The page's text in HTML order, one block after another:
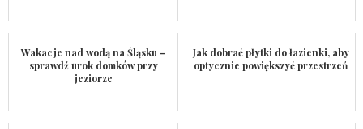
Wakacje nad wodą na Śląsku –
sprawdź urok domków przy
jeziorze
Jak dobrać płytki do łazienki, aby
optycznie powiększyć przestrzeń